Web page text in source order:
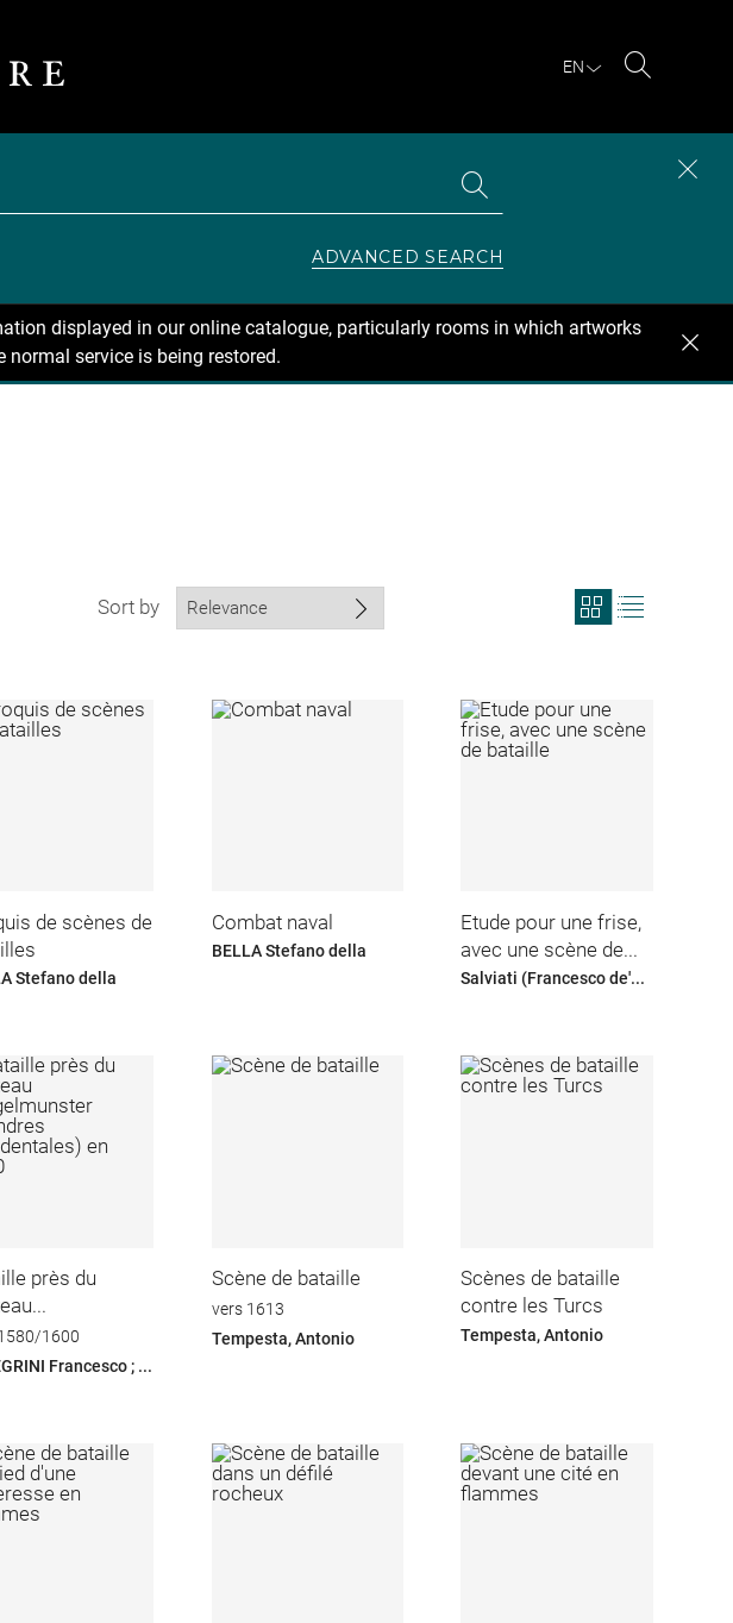
EN
ADVANCED SEARCH
displayed in our online catalogue, particularly rooms in which artworks
service is being restored.
Sort by
View
search
de scènes de
Stefano della
Combat naval
BELLA Stefano della
Etude pour une frise,
avec une scène de...
Salviati (Francesco de'...
près du
1600
Francesco ; ...
Scène de bataille
vers 1613
Tempesta, Antonio
Scènes de bataille
contre les Turcs
Tempesta, Antonio